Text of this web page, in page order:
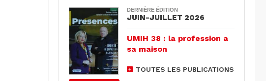
DERNIÈRE ÉDITION
JUIN-JUILLET 2026
UMIH 38 : la profession a
sa maison
TOUTES LES PUBLICATIONS